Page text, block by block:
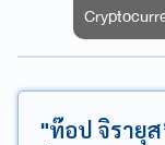
"ท๊อป จิรายุ